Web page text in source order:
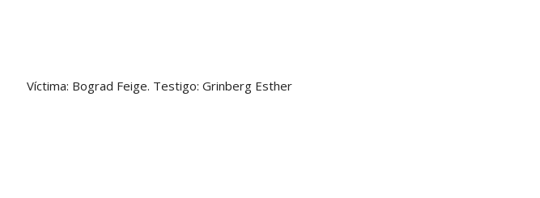
Víctima: Bograd Feige. Testigo: Grinberg Esther